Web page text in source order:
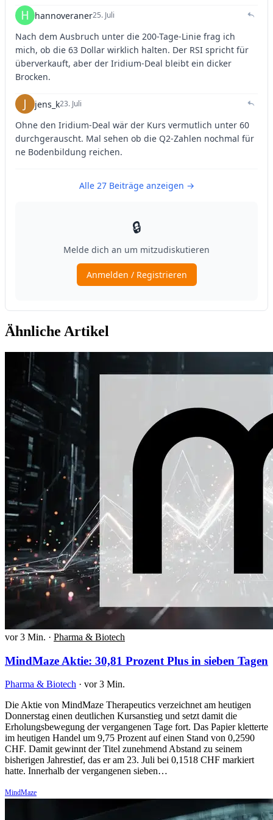
Ähnliche Artikel
vor 3 Min. · Pharma & Biotech
MindMaze Aktie: 30,81 Prozent Plus in sieben Tagen
Pharma & Biotech · vor 3 Min.
Die Aktie von MindMaze Therapeutics verzeichnet am heutigen
Donnerstag einen deutlichen Kursanstieg und setzt damit die
Erholungsbewegung der vergangenen Tage fort. Das Papier kletterte
im heutigen Handel um 9,75 Prozent auf einen Stand von 0,2590
CHF. Damit gewinnt der Titel zunehmend Abstand zu seinem
bisherigen Jahrestief, das er am 23. Juli bei 0,1518 CHF markiert
hatte. Innerhalb der vergangenen sieben…
MindMaze